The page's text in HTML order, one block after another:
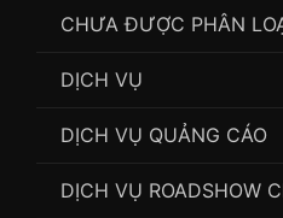
CHƯA ĐƯỢC PHÂN
DỊCH VỤ
DỊCH VỤ QUẢNG CÁO
DỊCH VỤ ROADSHOW